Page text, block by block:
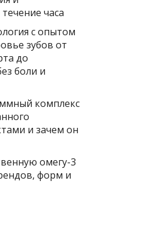
часа
с опытом
зубов от
до
боли и
комплекс
и зачем он
омегу-3
форм и